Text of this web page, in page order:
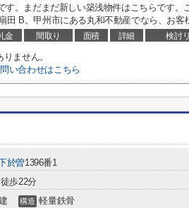
す。まだまだ新しい築浅物件はこちらです。
田 B。甲州市にある丸和不動産でなら、お客
金 間取り 面積 詳細 検討
ません。
い合わせはこちら
於曽1396番1
徒歩22分
構造 軽量鉄骨